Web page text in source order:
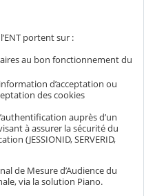
portent sur :
au bon fonctionnement du
d’acceptation ou
des cookies
auprès d’un
à assurer la sécurité du
(JESSIONID, SERVERID,
de Mesure d’Audience du
via la solution Piano.